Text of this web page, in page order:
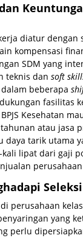
diatur dengan
kompensasi
SDM yang
teknis dan soft
beberapa
fasilitas
Kesehatan
atau jasa
daya tarik utama
lipat dari gaji
perusahaan
yang
perlu